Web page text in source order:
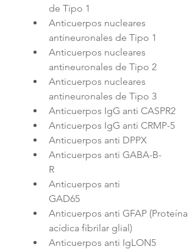
de Tipo 1
Anticuerpos nucleares
antineuronales de Tipo 1
Anticuerpos nucleares
antineuronales de Tipo 2
Anticuerpos nucleares
antineuronales de Tipo 3
Anticuerpos IgG anti CASPR2
Anticuerpos IgG anti CRMP-5
Anticuerpos anti DPPX
Anticuerpos anti GABA-B-
R
Anticuerpos anti
GAD65
Anticuerpos anti GFAP (Proteína
acídica fibrilar glial)
Anticuerpos anti IgLON5